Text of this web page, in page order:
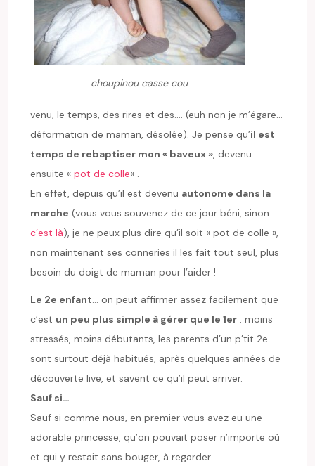
choupinou casse cou
venu, le temps, des rires et des…. (euh non je m’égare…
déformation de maman, désolée). Je pense qu’il est
temps de rebaptiser mon « baveux », devenu
ensuite «pot de colle« .
En effet, depuis qu’il est devenu autonome dans la
marche (vous vous souvenez de ce jour béni, sinon
c’est là), je ne peux plus dire qu’il soit « pot de colle »,
non maintenant ses conneries il les fait tout seul, plus
besoin du doigt de maman pour l’aider !
Le 2e enfant… on peut affirmer assez facilement que
c’est un peu plus simple à gérer que le 1er : moins
stressés, moins débutants, les parents d’un p’tit 2e
sont surtout déjà habitués, après quelques années de
découverte live, et savent ce qu’il peut arriver.
Sauf si…
Sauf si comme nous, en premier vous avez eu une
adorable princesse, qu’on pouvait poser n’importe où
et qui y restait sans bouger, à regarder